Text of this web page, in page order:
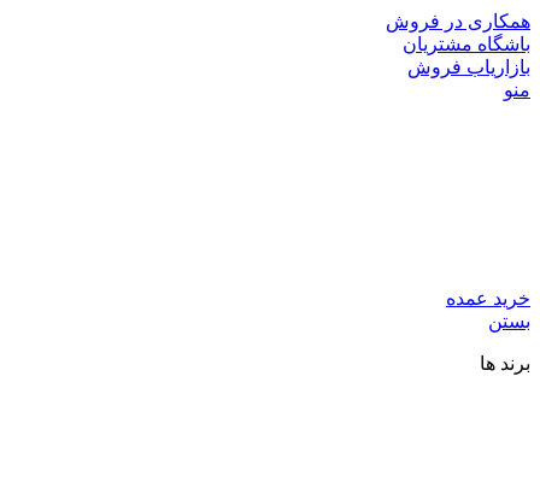
همکاری در فروش
باشگاه مشتریان
بازاریاب فروش
منو
خرید عمده
بستن
برند ها